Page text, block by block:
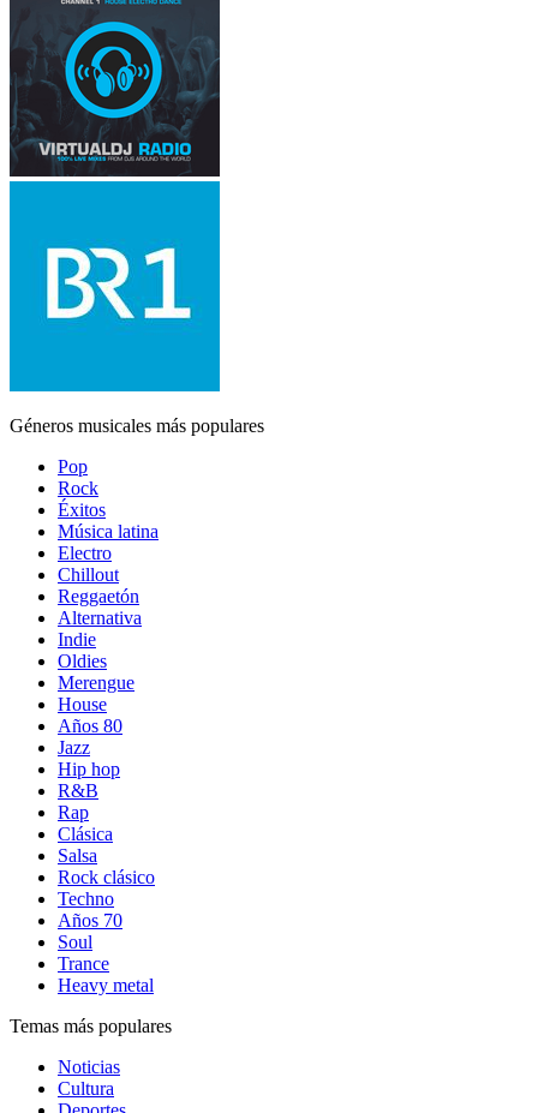
Géneros musicales más populares
Pop
Rock
Éxitos
Música latina
Electro
Chillout
Reggaetón
Alternativa
Indie
Oldies
Merengue
House
Años 80
Jazz
Hip hop
R&B
Rap
Clásica
Salsa
Rock clásico
Techno
Años 70
Soul
Trance
Heavy metal
Temas más populares
Noticias
Cultura